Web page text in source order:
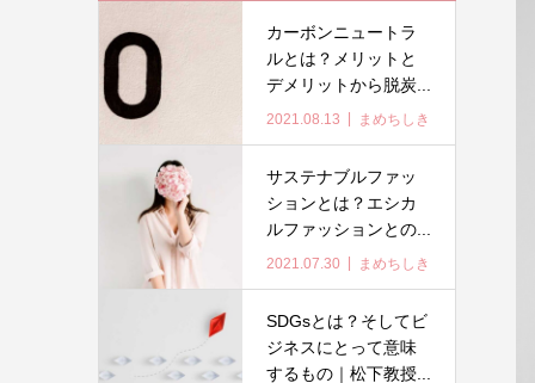
カーボンニュートラ
ルとは？メリットと
デメリットから脱炭...
2021.08.13 まめちしき
サステナブルファッ
ションとは？エシカ
ルファッションとの...
2021.07.30 まめちしき
SDGsとは？そしてビ
ジネスにとって意味
するもの｜松下教授...